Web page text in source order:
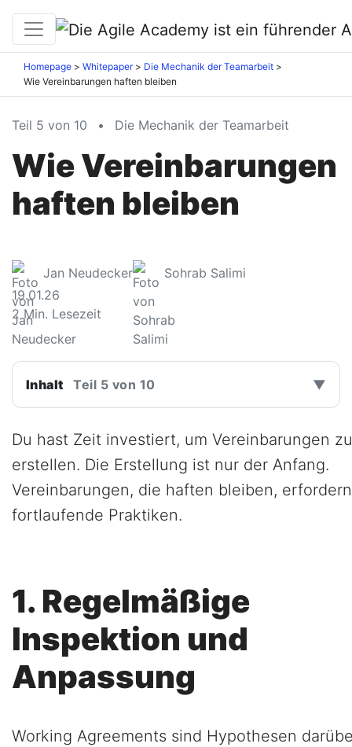
Homepage Whitepaper
Die Mechanik der Teamarbeit
Wie Vereinbarungen haften bleiben
Teil 5 von 10 • Die Mechanik der Teamarbeit
Wie Vereinbarungen
haften bleiben
Jan Neudecker
Sohrab Salimi
19.01.26
2Min. Lesezeit
Inhalt Teil 5 von 10 ▼
Du hast Zeit investiert, um Vereinbarungen zu
erstellen. Die Erstellung ist nur der Anfang.
Vereinbarungen, die haften bleiben,
fortlaufende Praktiken.
1. Regelmäßige
Inspektion und
Anpassung
Working Agreements sind Hypothesen